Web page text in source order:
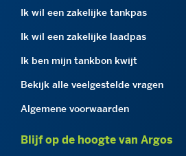
Ik wil een zakelijke tankpas
Ik wil een zakelijke laadpas
Ik ben mijn tankbon kwijt
Bekijk alle veelgestelde vragen
Algemene voorwaarden
Blijf op de hoogte van Argos